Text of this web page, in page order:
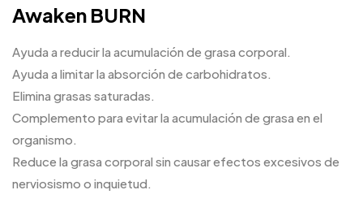
Awaken BURN
Ayuda a reducir la acumulación de grasa corporal.
Ayuda a limitar la absorción de carbohidratos.
Elimina grasas saturadas.
Complemento para evitar la acumulación de grasa en el
organismo.
Reduce la grasa corporal sin causar efectos excesivos de
nerviosismo o inquietud.